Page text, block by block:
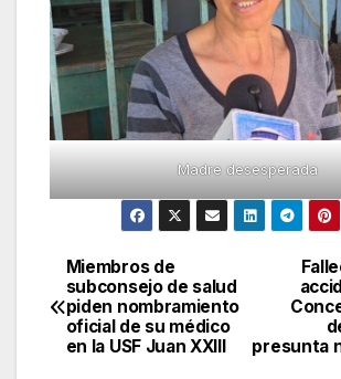
Madre desesperada
Navegación
de
presunta
Miembros de
subconsejo de salud
piden nombramiento
oficial de su médico
en la USF Juan XXIII